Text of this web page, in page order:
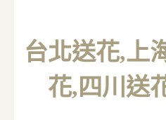
台北送花,上
花,四川送